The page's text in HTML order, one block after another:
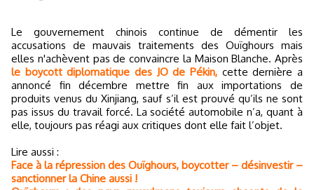
Le gouvernement chinois continue de démentir les
accusations de mauvais traitements des Ouïghours mais
elles n'achèvent pas de convaincre la Maison Blanche. Après
le boycott diplomatique des JO de Pékin, cette dernière a
annoncé fin décembre mettre fin aux importations de
produits venus du Xinjiang, sauf s’il est prouvé qu’ils ne sont
pas issus du travail forcé. La société automobile n’a, quant à
elle, toujours pas réagi aux critiques dont elle fait l’objet.
Lire aussi :
Face à la répression des Ouïghours, boycotter – désinvestir –
sanctionner la Chine aussi !